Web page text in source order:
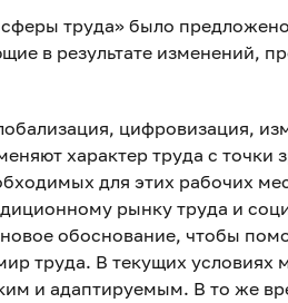
труда» было
в результате изменений,
цифровизация,
характер труда с точки
для этих рабочих
рынку труда и
обоснование, чтобы
труда. В текущих условиях
и адаптируемым. В то же